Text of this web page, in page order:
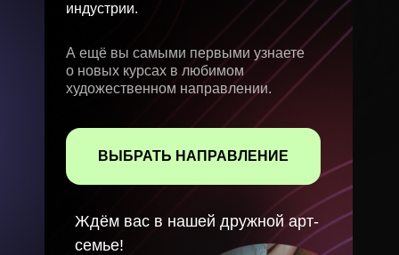
индустрии.
Ждём вас в нашей дружной арт-
семье!
А ещё вы самыми первыми узнаете
о новых курсах в любимом
художественном направлении.
ВЫБРАТЬ НАПРАВЛЕНИЕ